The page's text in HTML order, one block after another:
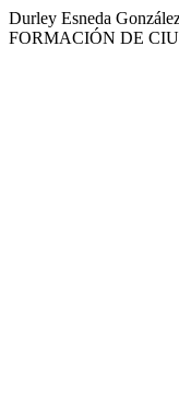
Durley Esneda
FORMACIÓN DE